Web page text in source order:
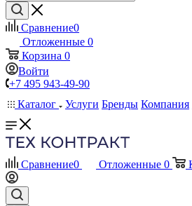
Сравнение0
Отложенные 0
Корзина 0
Войти
+7 495 943-49-90
Каталог
Услуги Бренды Компания
Сравнение0 Отложенные 0